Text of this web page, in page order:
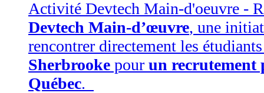
Activité Devtech Main-d'oeuvre -
Devtech Main-d’œuvre, une
rencontrer directement les
Sherbrooke pour un recrutement
Québec.